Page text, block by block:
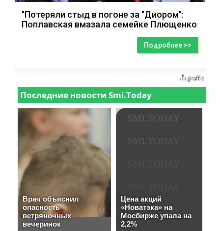
"Потеряли стыд в погоне за "Диором":
Поплавская вмазала семейке Плющенко
Подробнее >>